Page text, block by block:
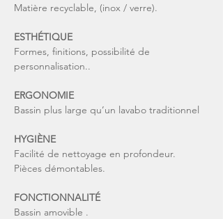
Matière recyclable, (inox / verre).
ESTHÉTIQUE
Formes, finitions, possibilité de
personnalisation..
ERGONOMIE
Bassin plus large qu’un lavabo traditionnel
HYGIÈNE
Facilité de nettoyage en profondeur.
Pièces démontables.
FONCTIONNALITÉ
Bassin amovible .